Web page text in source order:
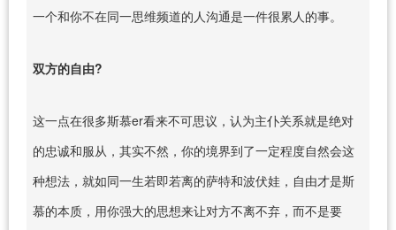
一个和你不在同一思维频道的人沟通是一件很累人的事。
双方的自由?
这一点在很多斯慕er看来不可思议，认为主仆关系就是绝对
的忠诚和服从，其实不然，你的境界到了一定程度自然会这
种想法，就如同一生若即若离的萨特和波伏娃，自由才是斯
慕的本质，用你强大的思想来让对方不离不弃，而不是要